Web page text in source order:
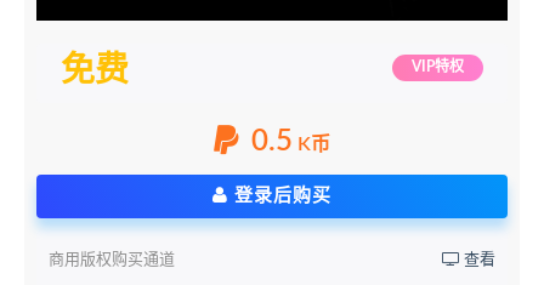
免费 VIP特权
0.5 K币
登录后购买
商用版权购买通道 查看